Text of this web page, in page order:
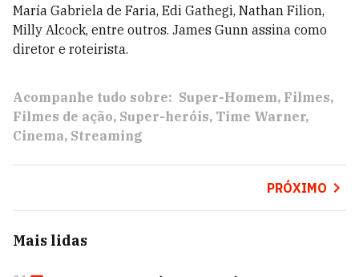
María Gabriela de Faria, Edi Gathegi, Nathan Filion,
Milly Alcock, entre outros. James Gunn assina como
diretor e roteirista.
Acompanhe tudo sobre: Super-Homem Filmes
Filmes de ação Super-heróis Time Warner
Cinema Streaming
PRÓXIMO
Mais lidas